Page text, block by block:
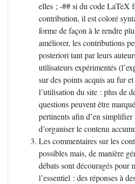
elles ; -## si du code LaTeX
contribution, il est coloré
forme de façon à le rendre
améliorer, les contributions
posteriori tant par leurs
utilisateurs expérimentés
sur des points acquis au fur
l’utilisation du site : plus de
questions peuvent être
pertinents afin d’en simplifier
d’organiser le contenu
Les commentaires sur les
possibles mais, de manière
débats sont découragés pour
l’essentiel : des réponses à